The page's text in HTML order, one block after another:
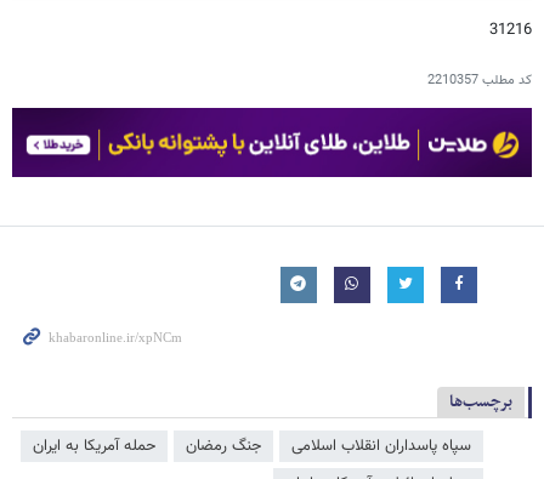
31216
کد مطلب2210357
برچسب‌ها
سپاه پاسداران انقلاب اسلامی جنگ رمضان
حمله آمریکا به ایران